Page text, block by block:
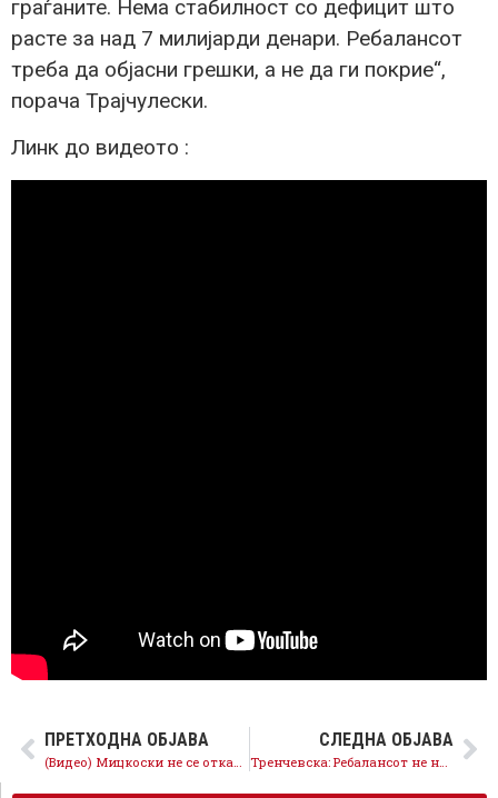
граѓаните. Нема стабилност со дефицит што
расте за над 7 милијарди денари. Ребалансот
треба да објасни грешки, а не да ги покрие“,
порача Трајчулески.
Линк до видеото :
ПРЕТХОДНА ОБЈАВА
(Видео) Мицкоски не се откажува од изборен грабеж, гласањето по пошта е само новиот обид за манипулација
СЛЕДНА ОБЈАВА
Тренчевска: Ребалансот не нуди реформи и развој, туку поголеми долгови и фискална нестабилност